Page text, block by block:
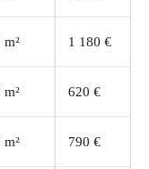
m² 1 180 €
m² 620 €
m² 790 €